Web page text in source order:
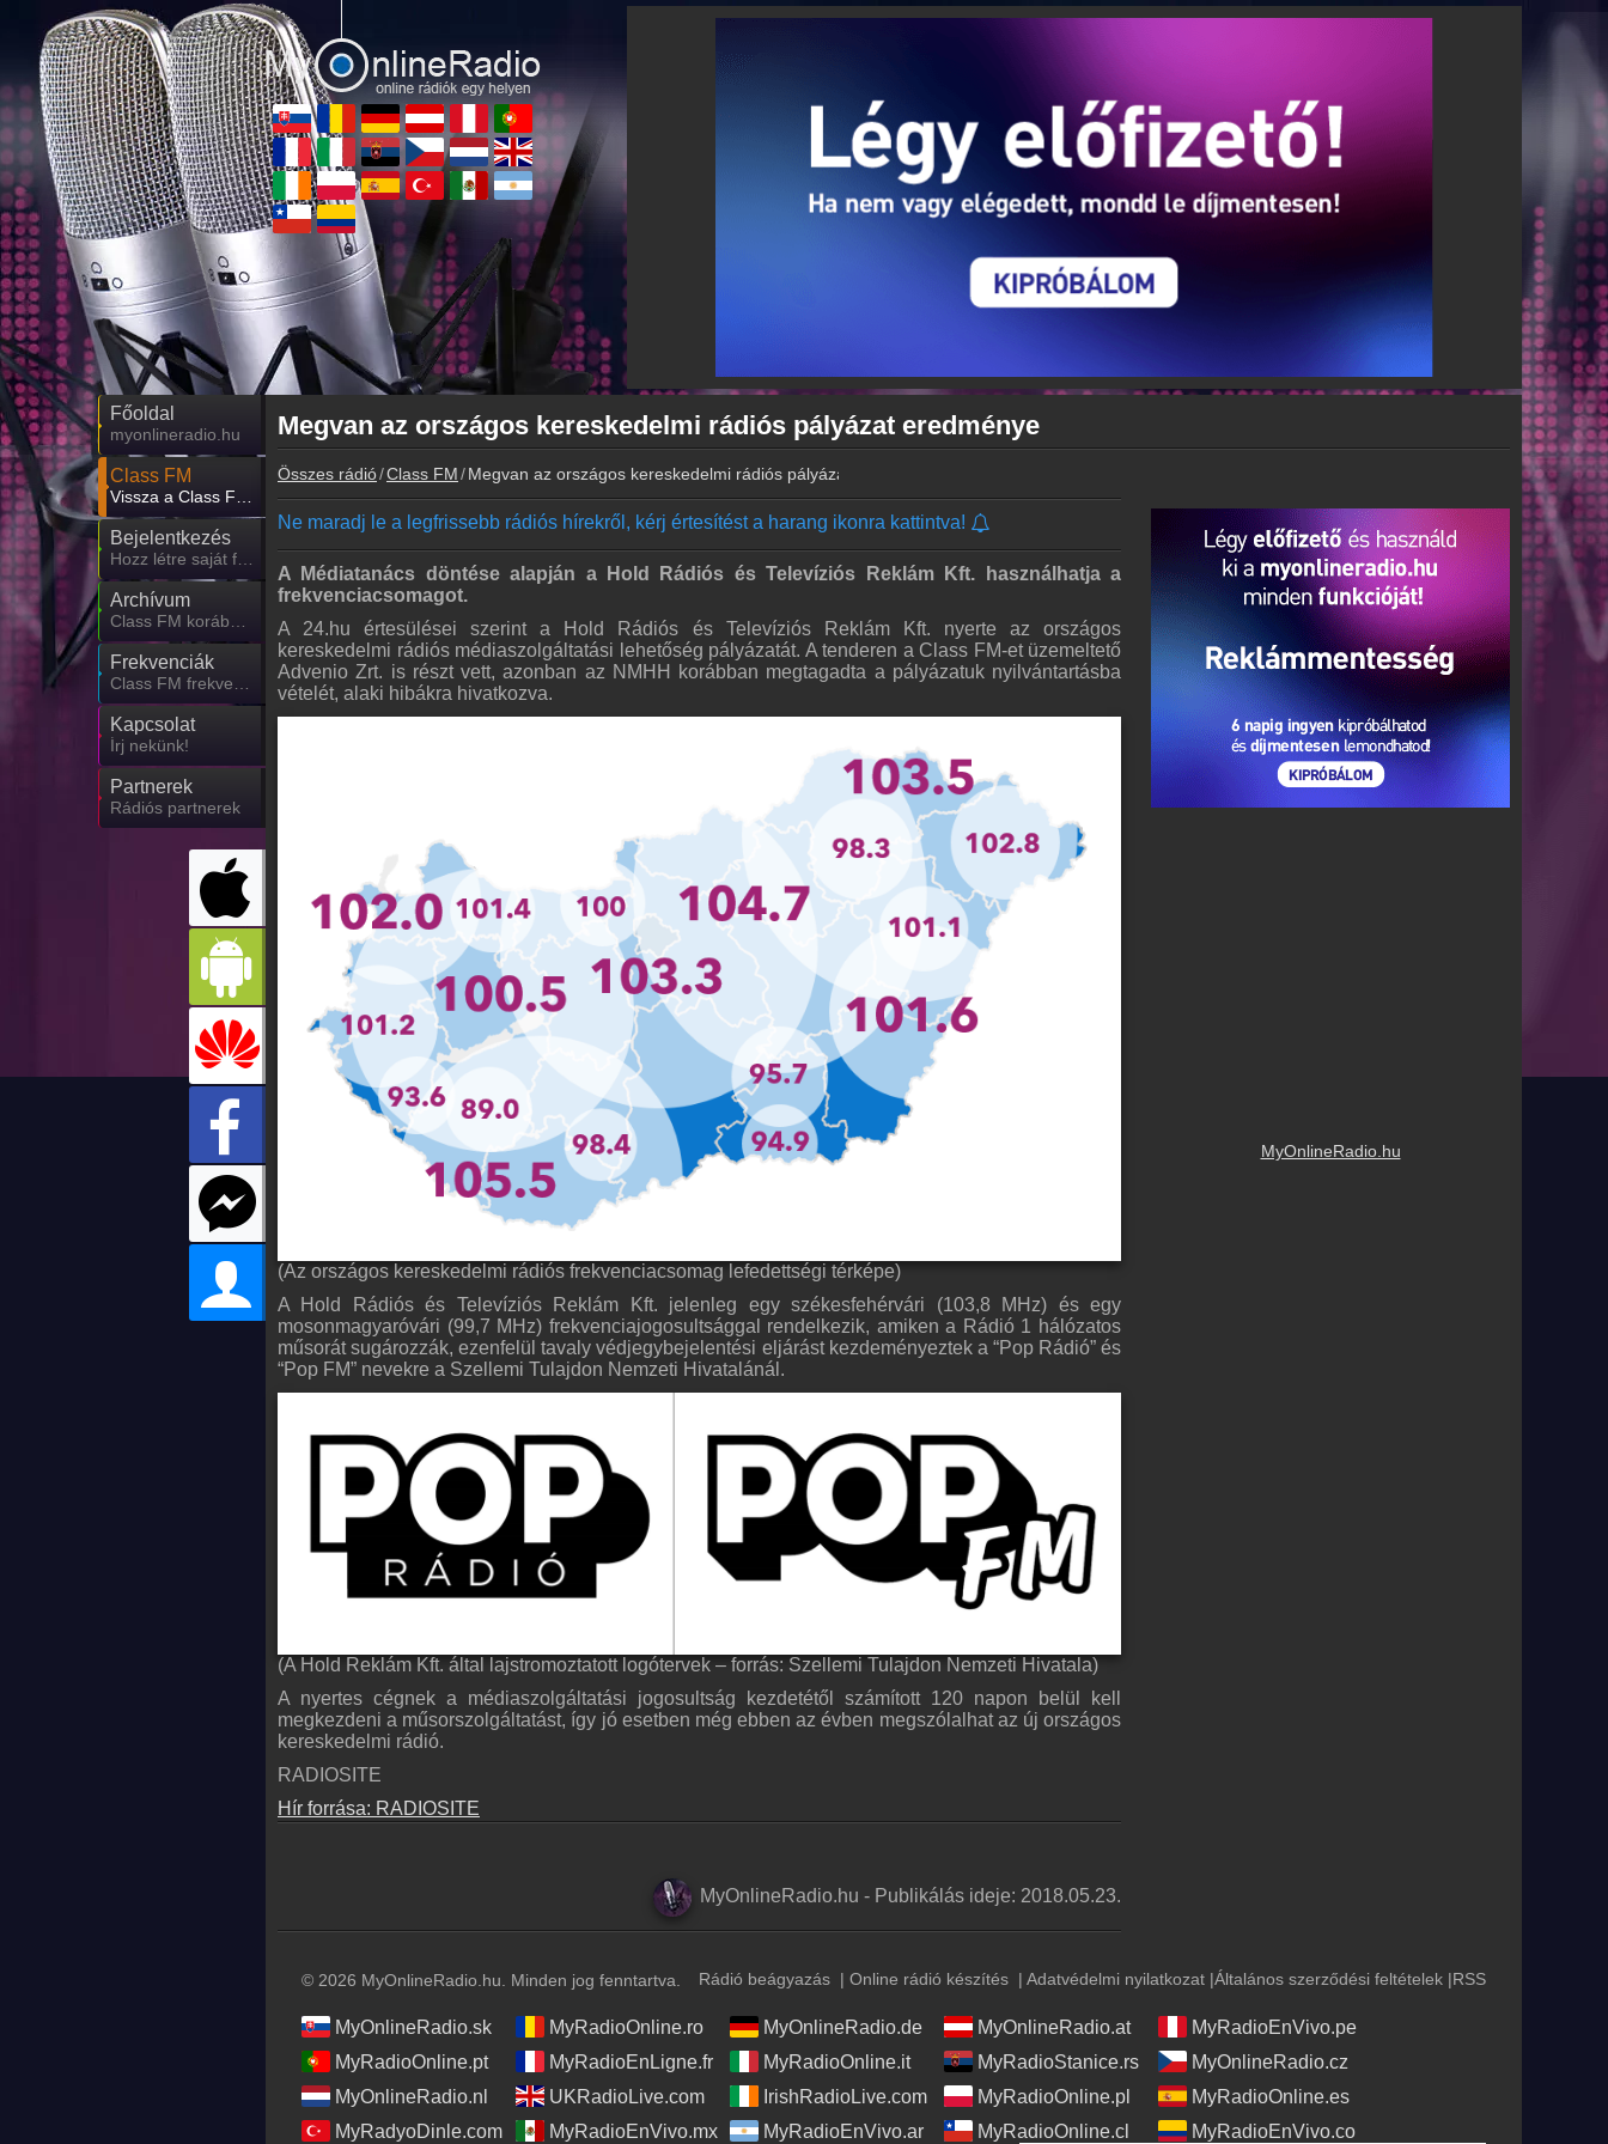
Főoldal
myonlineradio.hu
Class FM
Vissza a Class FM oldalára
Bejelentkezés
Hozz létre saját fiókot!
Archívum
Class FM korábbi adásai
Frekvenciák
Class FM frekvencia
Kapcsolat
Írj nekünk!
Partnerek
Rádiós partnerek
Megvan az országos kereskedelmi rádiós pályázat eredménye
Összes rádió Class FM Megvan az országos kereskedelmi rádiós pályázat eredménye
MyOnlineRadio.hu
Ne maradj le a legfrissebb rádiós hírekről, kérj értesítést a harang ikonra kattintva!
A Médiatanács döntése alapján a Hold Rádiós és Televíziós Reklám Kft. használhatja a
frekvenciacsomagot.
A 24.hu értesülései szerint a Hold Rádiós és Televíziós Reklám Kft. nyerte az országos
kereskedelmi rádiós médiaszolgáltatási lehetőség pályázatát. A tenderen a Class FM-et üzemeltető
Advenio Zrt. is részt vett, azonban az NMHH korábban megtagadta a pályázatuk nyilvántartásba
vételét, alaki hibákra hivatkozva.
(Az országos kereskedelmi rádiós frekvenciacsomag lefedettségi térképe)
A Hold Rádiós és Televíziós Reklám Kft. jelenleg egy székesfehérvári (103,8 MHz) és egy
mosonmagyaróvári (99,7 MHz) frekvenciajogosultsággal rendelkezik, amiken a Rádió 1 hálózatos
műsorát sugározzák, ezenfelül tavaly védjegybejelentési eljárást kezdeményeztek a “Pop Rádió” és
“Pop FM” nevekre a Szellemi Tulajdon Nemzeti Hivatalánál.
(A Hold Reklám Kft. által lajstromoztatott logótervek – forrás: Szellemi Tulajdon Nemzeti Hivatala)
A nyertes cégnek a médiaszolgáltatási jogosultság kezdetétől számított 120 napon belül kell
megkezdeni a műsorszolgáltatást, így jó esetben még ebben az évben megszólalhat az új országos
kereskedelmi rádió.
RADIOSITE
Hír forrása: RADIOSITE
MyOnlineRadio.hu - Publikálás ideje: 2018.05.23.
© 2026 MyOnlineRadio.hu. Minden jog fenntartva. Rádió beágyazás | Online rádió készítés | Adatvédelmi nyilatkozat |Általános szerződési feltételek |RSS
MyOnlineRadio.sk MyRadioOnline.ro MyOnlineRadio.de MyOnlineRadio.at
MyRadioEnVivo.pe
MyRadioOnline.pt
MyRadioEnLigne.fr MyRadioOnline.it MyRadioStanice.rs
MyOnlineRadio.cz
MyOnlineRadio.nl
UKRadioLive.com IrishRadioLive.com MyRadioOnline.pl
MyRadioOnline.es
MyRadyoDinle.com
MyRadioEnVivo.mx MyRadioEnVivo.ar MyRadioOnline.cl MyRadioEnVivo.co